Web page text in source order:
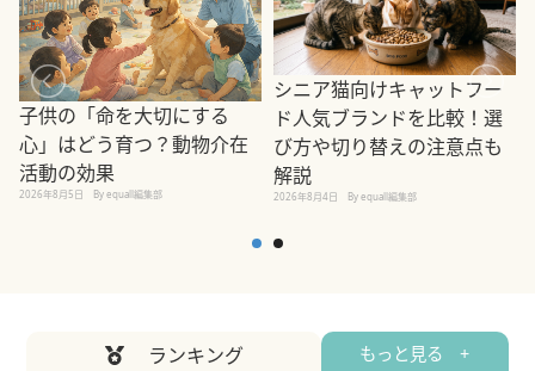
子供の「命を大切にする
心」はどう育つ？動物介在
活動の効果
2026年8月5日 By equall編集部
シニア猫向けキャットフー
ド人気ブランドを比較！選
び方や切り替えの注意点も
解説
2026年8月4日 By equall編集部
ランキング もっと見る +